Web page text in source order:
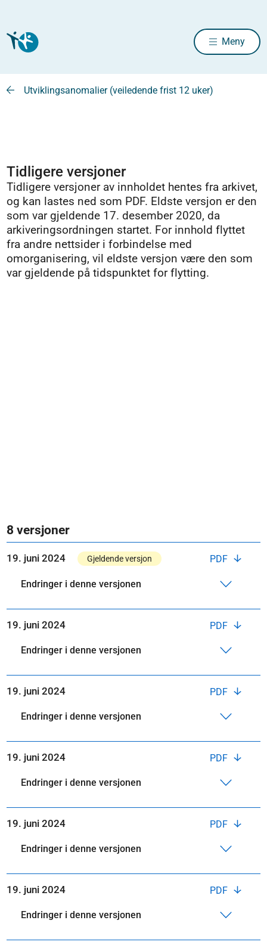
Meny
Utviklingsanomalier (veiledende frist 12 uker)
Tidligere versjoner
Tidligere versjoner av innholdet hentes fra arkivet,
og kan lastes ned som PDF. Eldste versjon er den
som var gjeldende 17. desember 2020, da
arkiveringsordningen startet. For innhold flyttet
fra andre nettsider i forbindelse med
omorganisering, vil eldste versjon være den som
var gjeldende på tidspunktet for flytting.
8 versjoner
PDF
19. juni 2024 Gjeldende versjon
Endringer i denne versjonen
PDF
19. juni 2024
Endringer i denne versjonen
PDF
19. juni 2024
Endringer i denne versjonen
PDF
19. juni 2024
Endringer i denne versjonen
PDF
19. juni 2024
Endringer i denne versjonen
PDF
19. juni 2024
Endringer i denne versjonen